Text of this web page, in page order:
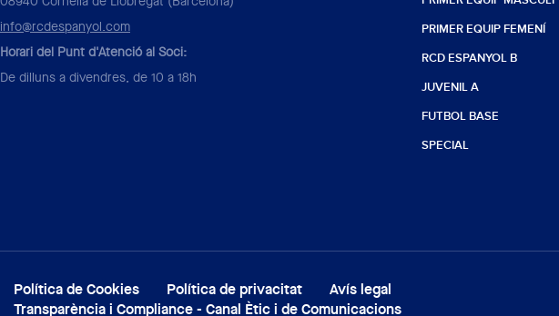
info@rcdespanyol.com
Horari del Punt d'Atenció al Soci:
De dilluns a divendres, de 10 a 18h
PRIMER EQUIP FEMENÍ
RCD ESPANYOL B
JUVENIL A
FUTBOL BASE
SPECIAL
Política de Cookies Política de privacitat
Avís legal
Transparència i Compliance - Canal Ètic i de Comunicacions